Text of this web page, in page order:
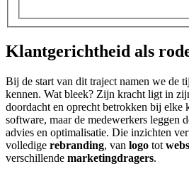
Klantgerichtheid als
Bij de start van dit traject namen we de
kennen. Wat bleek? Zijn kracht ligt in
doordacht en oprecht betrokken bij elke
software, maar de medewerkers leggen
advies en optimalisatie. Die inzichten
volledige rebranding, van logo tot
verschillende marketingdragers.